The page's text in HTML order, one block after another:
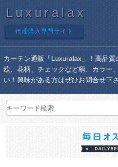
Luxuralax
代理購入専門サイト
カーテン通販「Luxuralax」！高品
欧、花柄、チェックなど柄、カラー
い！興味がある方はぜひお問合せ下